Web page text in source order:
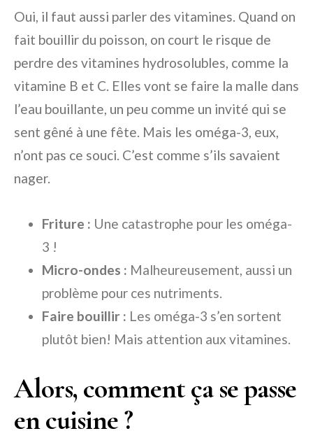
Oui, il faut aussi parler des vitamines. Quand on
fait bouillir du poisson, on court le risque de
perdre des vitamines hydrosolubles, comme la
vitamine B et C. Elles vont se faire la malle dans
l’eau bouillante, un peu comme un invité qui se
sent gêné à une fête. Mais les oméga-3, eux,
n’ont pas ce souci. C’est comme s’ils savaient
nager.
Friture : Une catastrophe pour les oméga-
3 !
Micro-ondes : Malheureusement, aussi un
problème pour ces nutriments.
Faire bouillir : Les oméga-3 s’en sortent
plutôt bien! Mais attention aux vitamines.
Alors, comment ça se passe
en cuisine ?